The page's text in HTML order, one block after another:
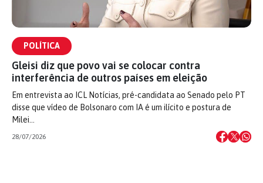
POLÍTICA
Gleisi diz que povo vai se colocar contra
interferência de outros países em eleição
Em entrevista ao ICL Notícias, pré-candidata ao Senado pelo PT
disse que vídeo de Bolsonaro com IA é um ilícito e postura de
Milei…
28/07/2026